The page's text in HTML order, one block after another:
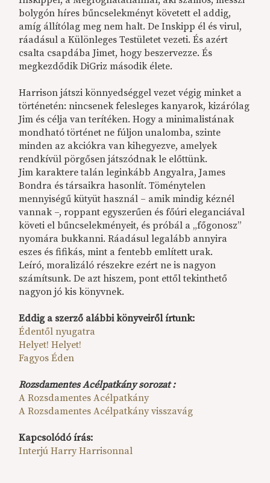
bolygón híres bűncselekményt követett el addig,
amíg állítólag meg nem halt. De Inskipp él és virul,
ráadásul a Különleges Testületet vezeti. És azért
csalta csapdába Jimet, hogy beszervezze. És
megkezdődik DiGriz második élete.
Harrison játszi könnyedséggel vezet végig minket a
történetén: nincsenek felesleges kanyarok, kizárólag
Jim és célja van terítéken. Hogy a minimalistának
mondható történet ne fúljon unalomba, szinte
minden az akciókra van kihegyezve, amelyek
rendkívül pörgősen játszódnak le előttünk.
Jim karaktere talán leginkább Angyalra, James
Bondra és társaikra hasonlít. Töménytelen
mennyiségű kütyüt használ – amik mindig kéznél
vannak –, roppant egyszerűen és főúri eleganciával
követi el bűncselekményeit, és próbál a „főgonosz”
nyomára bukkanni. Ráadásul legalább annyira
eszes és fifikás, mint a fentebb említett urak.
Leíró, moralizáló részekre ezért ne is nagyon
számítsunk. De azt hiszem, pont ettől tekinthető
nagyon jó kis könyvnek.
Eddig a szerző alábbi könyveiről írtunk:
Édentől nyugatra
Helyet! Helyet!
Fagyos Éden
Rozsdamentes Acélpatkány sorozat :
A Rozsdamentes Acélpatkány
A Rozsdamentes Acélpatkány visszavág
Kapcsolódó írás:
Interjú Harry Harrisonnal